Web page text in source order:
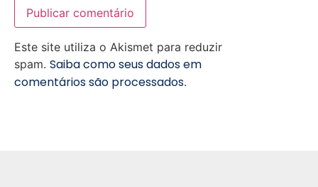
Este site utiliza o Akismet para reduzir
spam. Saiba como seus dados em
comentários são processados.